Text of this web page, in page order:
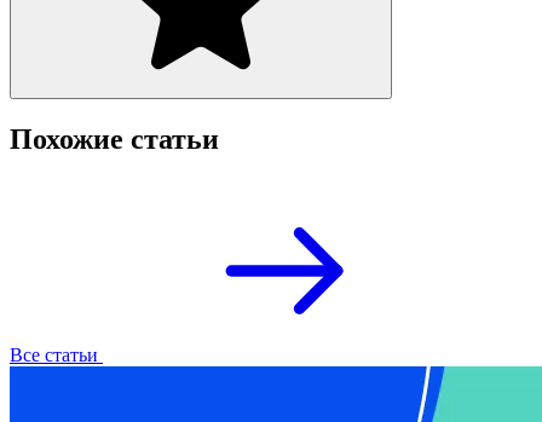
Похожие статьи
Все статьи